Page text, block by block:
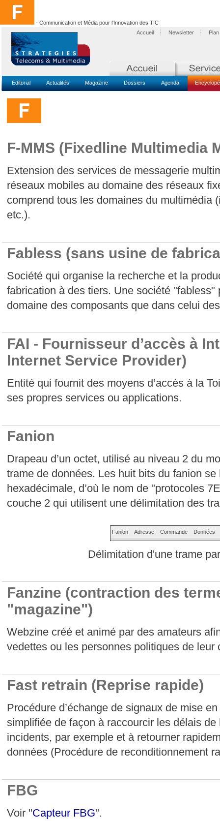
- Communication et Média pour l'Innovation des TIC
Accueil
Newsletter
Editorial Actualités Magazine Dossiers Agenda
F-MMS (Fixedline Multimedia
Extension des services de messagerie
réseaux mobiles au domaine des réseaux
comprend tous les domaines du multimédia
etc.).
Fabless (sans usine de
Société qui organise la recherche et la
fabrication à des tiers. Une société "fabless"
domaine des composants que dans celui
FAI - Fournisseur d’accès à
Internet Service Provider)
Entité qui fournit des moyens d’accès à la
ses propres services ou applications.
Fanion
Drapeau d’un octet, utilisé au niveau 2 du
trame de données. Les huit bits du fanion
hexadécimale, d’où le nom de "protocoles
couche 2 qui utilisent une délimitation des
Fanion Adresse Commande Données
Délimitation d'une trame
Fanzine (contraction des
"magazine")
Webzine créé et animé par des amateurs
vedettes ou les personnes politiques de leur
Fast retrain (Reprise rapide)
Procédure d’échange de signaux de mise
simplifiée de façon à raccourcir les délais
incidents, par exemple et à retourner
données (Procédure de reconditionnement
FBG
Voir "Capteur FBG".